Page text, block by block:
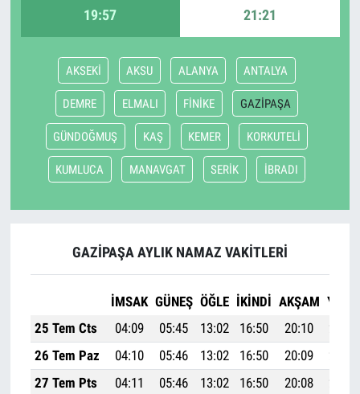
19:57 21:21
AKSEKİ AKSU ALANYA ANTALYA
DEMRE ELMALI FİNİKE GAZİPAŞA
GÜNDOĞMUŞ KAŞ KEMER KORKUTELİ
KUMLUCA MANAVGAT SERİK İBRADI
GAZİPAŞA AYLIK NAMAZ VAKITLERI
İMSAK GÜNEŞ ÖĞLE İKINDI AKŞAM YATSI
25 Tem Cts
04:09 05:45 13:02 16:50 20:10
26 Tem Paz
04:10 05:46 13:02 16:50 20:09
27 Tem Pts
04:11 05:46 13:02 16:50 20:08